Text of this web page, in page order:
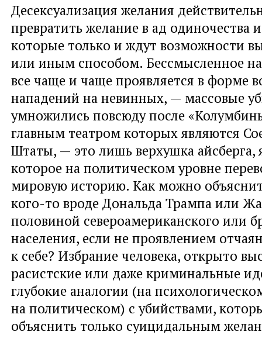
Десексуализация желания
превратить желание в ад одиночества
которые только и ждут возможности
или иным способом. Бессмысленное
все чаще и чаще проявляется в форме
нападений на невинных, — массовые
умножились повсюду после
главным театром которых являются
Штаты, — это лишь верхушка айсберга,
которое на политическом уровне
мировую историю. Как можно
кого-то вроде Дональда Трампа или
половиной североамериканского или
населения, если не проявлением
к себе? Избрание человека, открыто
расистские или даже криминальные
глубокие аналогии (на
на политическом) с убийствами,
объяснить только суицидальным